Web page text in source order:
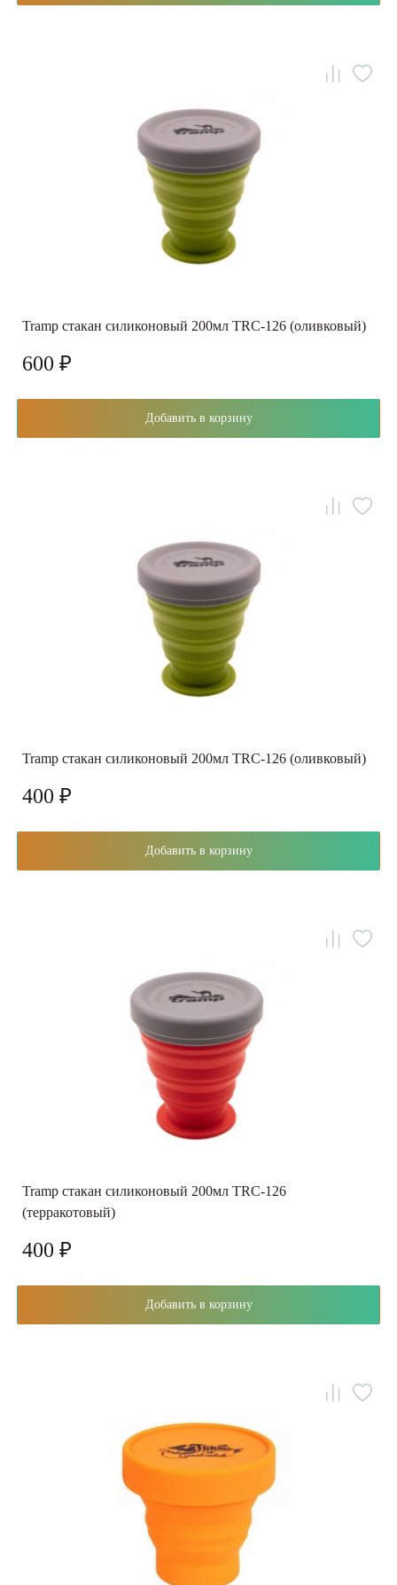
Tramp стакан силиконовый 200мл TRC-126 (оливковый)
600 ₽
Добавить в корзину
Tramp стакан силиконовый 200мл TRC-126 (оливковый)
400 ₽
Добавить в корзину
Tramp стакан силиконовый 200мл TRC-126
(терракотовый)
400 ₽
Добавить в корзину